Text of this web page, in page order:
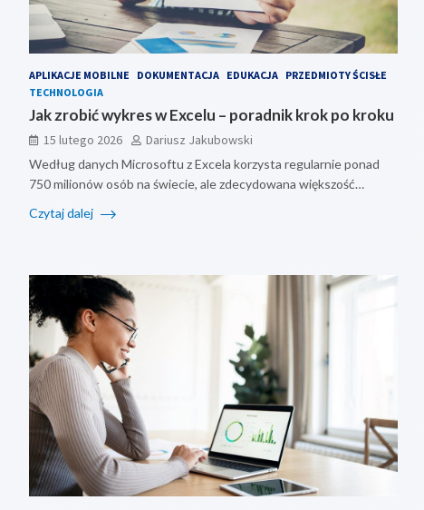
APLIKACJE MOBILNE DOKUMENTACJA EDUKACJA PRZEDMIOTY ŚCISŁE
TECHNOLOGIA
Jak zrobić wykres w Excelu – poradnik krok po kroku
15 lutego 2026 Dariusz Jakubowski
Według danych Microsoftu z Excela korzysta regularnie ponad
750 milionów osób na świecie, ale zdecydowana większość…
Czytaj dalej